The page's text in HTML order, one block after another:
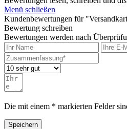
Menü schließen
Kundenbewertungen für
Bewertung schreiben
Bewertungen werden nach
Die mit einem * markierten Felder
Speichern